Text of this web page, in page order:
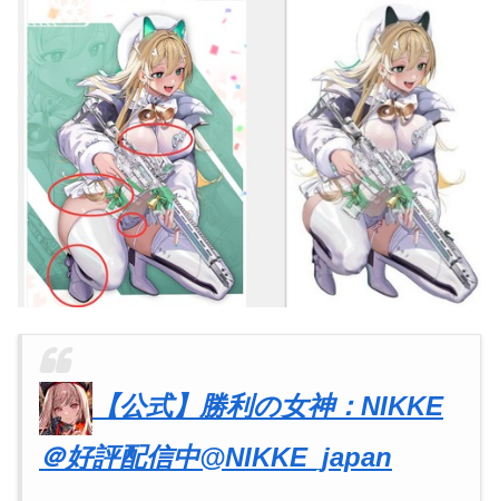
【公式】勝利の女神：NIKKE
＠好評配信中@NIKKE_japan